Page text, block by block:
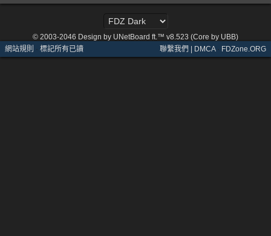
© 2003-2046 Design by UNetBoard ft.™ v8.523 (Core by UBB)
網站規則 · 標記所有已讀 聯繫我們 | DMCA· FDZone.ORG